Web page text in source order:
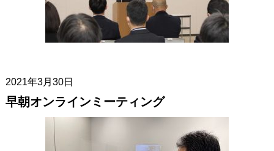
2021年3月30日
早朝オンラインミーティング